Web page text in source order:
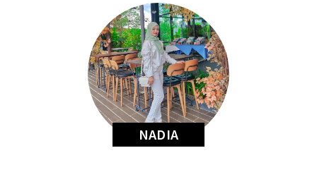
NADIA